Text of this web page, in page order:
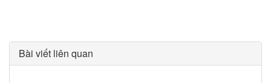
Bài viết liên quan